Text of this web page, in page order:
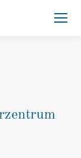
Suche: